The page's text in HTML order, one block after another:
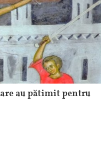
au pătimit pentru